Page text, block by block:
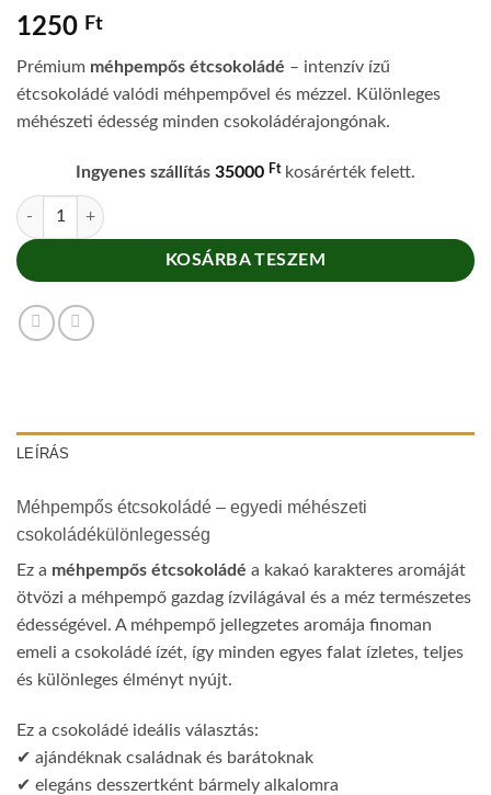
1250 Ft
Prémium méhpempős étcsokoládé – intenzív ízű
étcsokoládé valódi méhpempővel és mézzel. Különleges
méhészeti édesség minden csokoládérajongónak.
Ingyenes szállítás 35000 Ftkosárérték felett.
MyBee Méhpempős étcsokoládé – prémium méhészeti csokoládé
KOSÁRBA TESZEM
LEÍRÁS
Méhpempős étcsokoládé – egyedi méhészeti
csokoládékülönlegesség
Ez a méhpempős étcsokoládé a kakaó karakteres aromáját
ötvözi a méhpempő gazdag ízvilágával és a méz természetes
édességével. A méhpempő jellegzetes aromája finoman
emeli a csokoládé ízét, így minden egyes falat ízletes, teljes
és különleges élményt nyújt.
Ez a csokoládé ideális választás:
✔ ajándéknak családnak és barátoknak
✔ elegáns desszertként bármely alkalomra